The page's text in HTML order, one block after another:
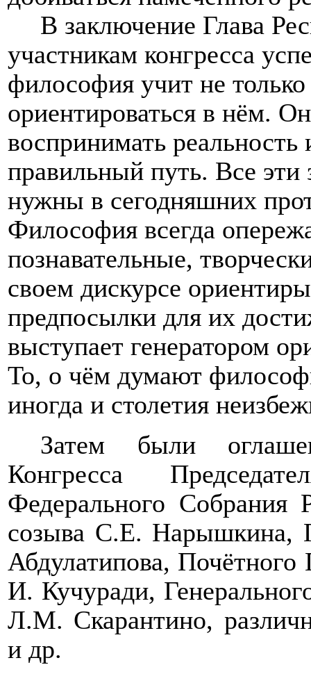
В заключение Глава
участникам конгресса
философия учит не
ориентироваться в нём.
воспринимать реальность
правильный путь. Все эти
нужны в сегодняшних
Философия всегда
познавательные,
своем дискурсе
предпосылки для их
выступает генератором
То, о чём думают
иногда и столетия
Затем были
Конгресса
Федерального Собрания
созыва С.Е. Нарышкина,
Абдулатипова,
И. Кучуради,
Л.М. Скарантино,
и др.